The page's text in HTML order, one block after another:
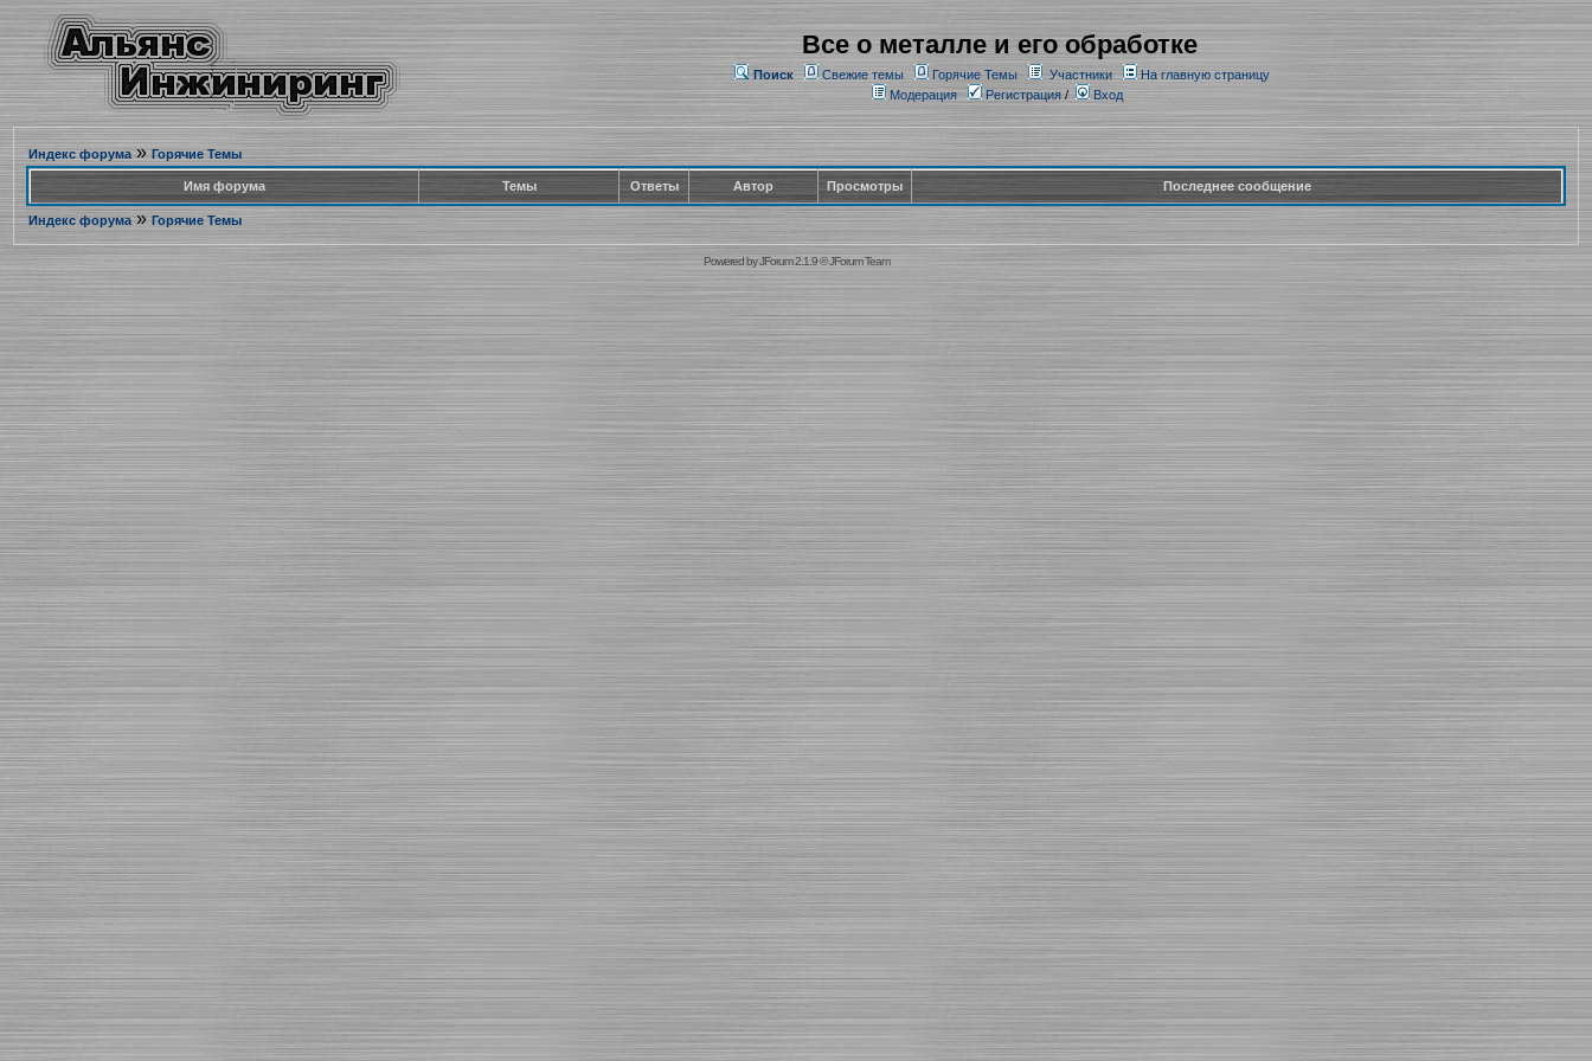
Все о металле и его обработке
Поиск Свежие темы Горячие Темы Участники
На главную страницу
Модерация
Регистрация/ Вход
Индекс форума» Горячие Темы
Имя форума Темы Ответы Автор Просмотры Последнее сообщение
Индекс форума» Горячие Темы
Powered byJForum 2.1.9©JForum Team